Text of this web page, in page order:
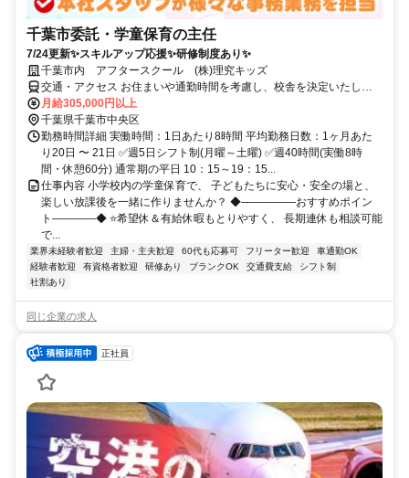
千葉市委託・学童保育の主任
7/24更新✨スキルアップ応援✨研修制度あり✨
千葉市内 アフタースクール (株)理究キッズ
交通・アクセス お住まいや通勤時間を考慮し、校舎を決定いたしま
す。
月給305,000円以上
千葉県千葉市中央区
勤務時間詳細 実働時間：1日あたり8時間 平均勤務日数：1ヶ月あた
り20日 〜 21日 ✅週5日シフト制(月曜～土曜) ✅週40時間(実働8時
間・休憩60分) 通常期の平日 10：15～19：15...
仕事内容 小学校内の学童保育で、 子どもたちに安心・安全の場と、
楽しい放課後を一緒に作りませんか？ ◆―――――おすすめポイン
ト――――◆ ⭐希望休＆有給休暇もとりやすく、 長期連休も相談可能
で...
業界未経験者歓迎 主婦・主夫歓迎 60代も応募可 フリーター歓迎
車通勤OK
経験者歓迎
有資格者歓迎 研修あり ブランクOK 交通費支給
シフト制
社割あり
同じ企業の求人
正社員